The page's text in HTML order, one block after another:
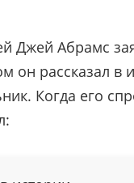
Джей Абрамс
он рассказал в
Когда его